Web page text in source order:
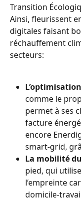
Transition
Ainsi, fleurissent
digitales faisant
réchauffement
secteurs:
comme le
permet à ses
facture
encore
smart-grid,
La mobilité
pied, qui
l’empreinte
domicile-